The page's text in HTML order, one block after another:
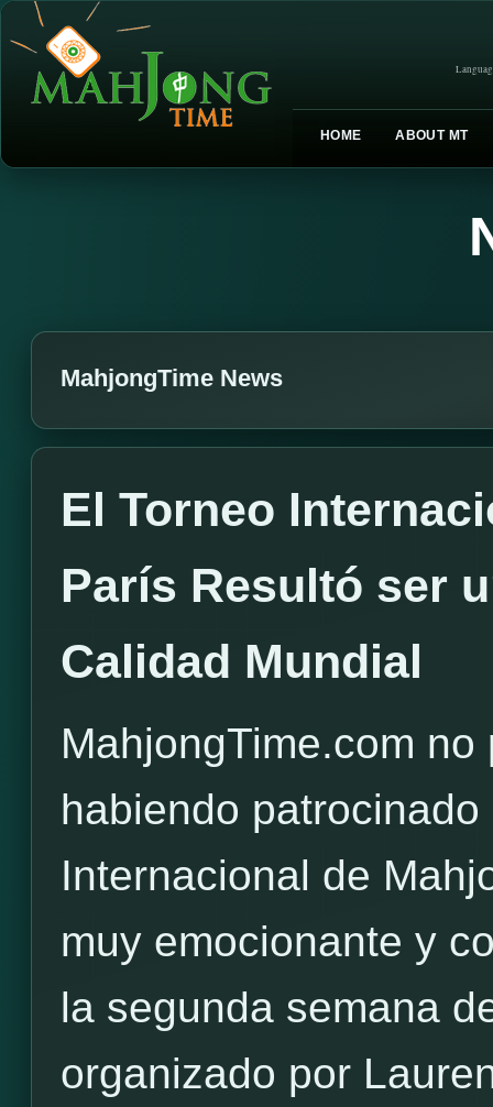
HOME ABOUT MT
MahjongTime News
El Torneo
París Resultó ser
Calidad Mundial
MahjongTime.com
habiendo
Internacional de
muy emocionante y
la segunda semana
organizado por